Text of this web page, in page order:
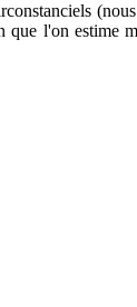
que l'on estime